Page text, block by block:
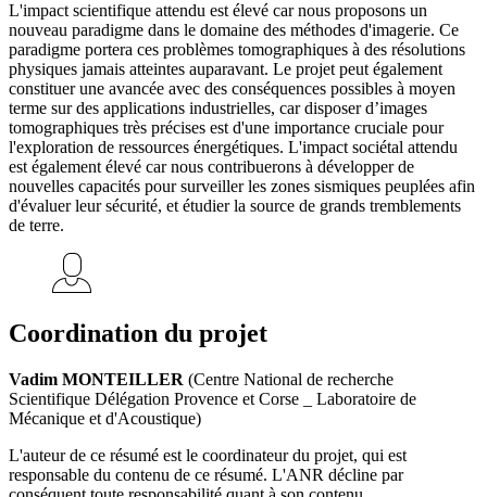
L'impact scientifique attendu est élevé car nous proposons un
nouveau paradigme dans le domaine des méthodes d'imagerie. Ce
paradigme portera ces problèmes tomographiques à des résolutions
physiques jamais atteintes auparavant. Le projet peut également
constituer une avancée avec des conséquences possibles à moyen
terme sur des applications industrielles, car disposer d’images
tomographiques très précises est d'une importance cruciale pour
l'exploration de ressources énergétiques. L'impact sociétal attendu
est également élevé car nous contribuerons à développer de
nouvelles capacités pour surveiller les zones sismiques peuplées afin
d'évaluer leur sécurité, et étudier la source de grands tremblements
de terre.
Coordination du projet
Vadim MONTEILLER (Centre National de recherche
Scientifique Délégation Provence et Corse _ Laboratoire de
Mécanique et d'Acoustique)
L'auteur de ce résumé est le coordinateur du projet, qui est
responsable du contenu de ce résumé. L'ANR décline par